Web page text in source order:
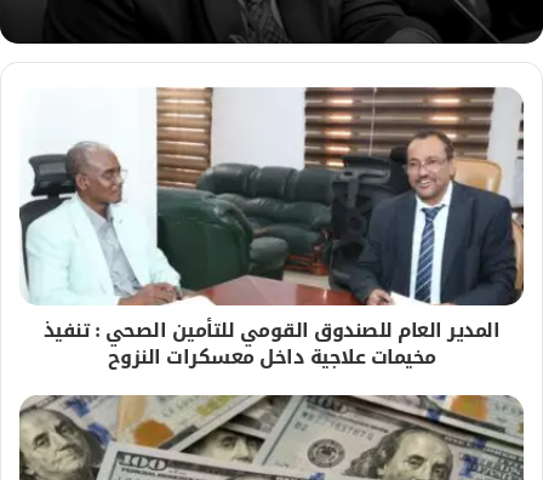
المدير العام للصندوق القومي للتأمين الصحي : تنفيذ
مخيمات علاجية داخل معسكرات النزوح